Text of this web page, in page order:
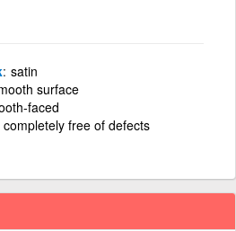
satin
surface
faced
completely free of defects